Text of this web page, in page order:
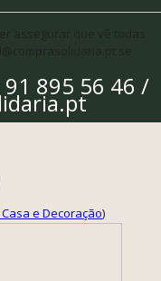
91 895 56 46 /
e Decoração)